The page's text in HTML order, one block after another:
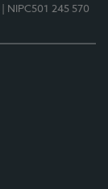
| NIPC501 245 570